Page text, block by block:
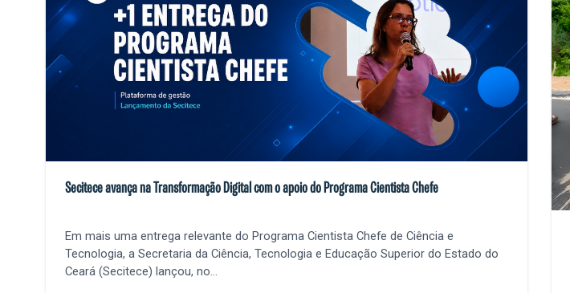
Secitece avança na Transformação Digital com o apoio do Programa Cientista Chefe
Em mais uma entrega relevante do Programa Cientista Chefe de Ciência e
Tecnologia, a Secretaria da Ciência, Tecnologia e Educação Superior do Estado do
Ceará (Secitece) lançou, no...